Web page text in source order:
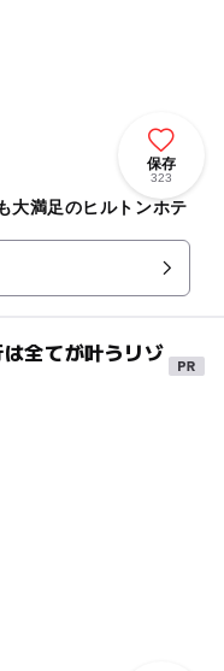
保存
323
大満足のヒルトンホテ
全てが叶うリゾ